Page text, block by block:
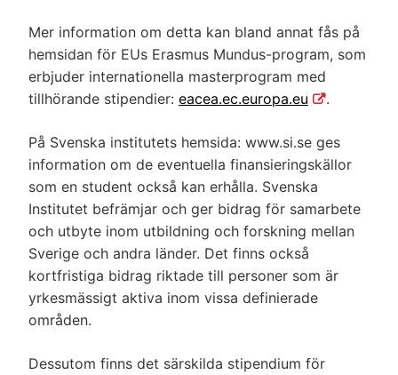
Mer information om detta kan bland annat fås på
hemsidan för EUs Erasmus Mundus-program, som
erbjuder internationella masterprogram med
tillhörande stipendier: eacea.ec.europa.eu .
På Svenska institutets hemsida: www.si.se ges
information om de eventuella finansieringskällor
som en student också kan erhålla. Svenska
Institutet befrämjar och ger bidrag för samarbete
och utbyte inom utbildning och forskning mellan
Sverige och andra länder. Det finns också
kortfristiga bidrag riktade till personer som är
yrkesmässigt aktiva inom vissa definierade
områden.
Dessutom finns det särskilda stipendium för